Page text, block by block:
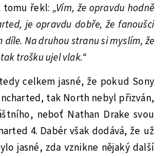
tomu řekl: „Vím, že opravdu hodně
je opravdu dobře, že fanoušci
díle. Na druhou stranu si myslím, že
trošku ujel vlak.“
celkem jasné, že pokud Sony
tak North nebyl přizván,
neboť Nathan Drake svou
4. Dabér však dodává, že už
jasné, zda vznikne nějaký další